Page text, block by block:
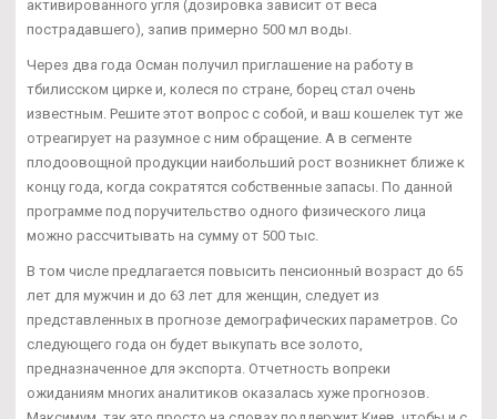
активированного угля (дозировка зависит от веса
пострадавшего), запив примерно 500 мл воды.
Через два года Осман получил приглашение на работу в
тбилисском цирке и, колеся по стране, борец стал очень
известным. Решите этот вопрос с собой, и ваш кошелек тут же
отреагирует на разумное с ним обращение. А в сегменте
плодоовощной продукции наибольший рост возникнет ближе к
концу года, когда сократятся собственные запасы. По данной
программе под поручительство одного физического лица
можно рассчитывать на сумму от 500 тыс.
В том числе предлагается повысить пенсионный возраст до 65
лет для мужчин и до 63 лет для женщин, следует из
представленных в прогнозе демографических параметров. Со
следующего года он будет выкупать все золото,
предназначенное для экспорта. Отчетность вопреки
ожиданиям многих аналитиков оказалась хуже прогнозов.